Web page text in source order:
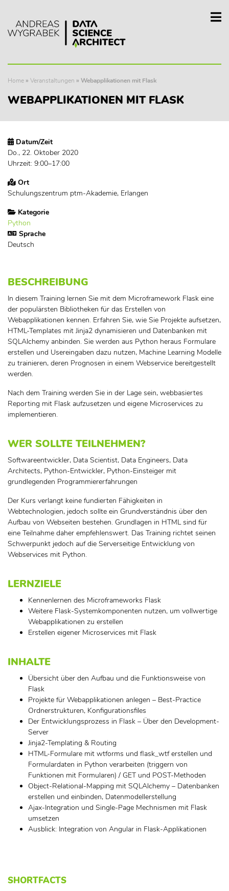
Home » Veranstaltungen » Webapplikationen mit Flask
WEBAPPLIKATIONEN MIT FLASK
Datum/Zeit
Do., 22. Oktober 2020
Uhrzeit: 9:00–17:00
Ort
Schulungszentrum ptm-Akademie, Erlangen
Kategorie
Python
Sprache
Deutsch
BESCHREIBUNG
In diesem Training lernen Sie mit dem Microframework Flask eine
der populärsten Bibliotheken für das Erstellen von
Webapplikationen kennen. Erfahren Sie, wie Sie Projekte aufsetzen,
HTML-Templates mit Jinja2 dynamisieren und Datenbanken mit
SQLAlchemy anbinden. Sie werden aus Python heraus Formulare
erstellen und Usereingaben dazu nutzen, Machine Learning Modelle
zu trainieren, deren Prognosen in einem Webservice bereitgestellt
werden.
Nach dem Training werden Sie in der Lage sein, webbasiertes
Reporting mit Flask aufzusetzen und eigene Microservices zu
implementieren.
WER SOLLTE TEILNEHMEN?
Softwareentwickler, Data Scientist, Data Engineers, Data
Architects, Python-Entwickler, Python-Einsteiger mit
grundlegenden Programmiererfahrungen
Der Kurs verlangt keine fundierten Fähigkeiten in
Webtechnologien, jedoch sollte ein Grundverständnis über den
Aufbau von Webseiten bestehen. Grundlagen in HTML sind für
eine Teilnahme daher empfehlenswert. Das Training richtet seinen
Schwerpunkt jedoch auf die Serverseitige Entwicklung von
Webservices mit Python.
LERNZIELE
Kennenlernen des Microframeworks Flask
Weitere Flask-Systemkomponenten nutzen, um vollwertige
Webapplikationen zu erstellen
Erstellen eigener Microservices mit Flask
INHALTE
Übersicht über den Aufbau und die Funktionsweise von
Flask
Projekte für Webapplikationen anlegen – Best-Practice
Ordnerstrukturen, Konfigurationsfiles
Der Entwicklungsprozess in Flask – Über den Development-
Server
Jinja2-Templating & Routing
HTML-Formulare mit wtforms und flask_wtf erstellen und
Formulardaten in Python verarbeiten (triggern von
Funktionen mit Formularen) / GET und POST-Methoden
Object-Relational-Mapping mit SQLAlchemy – Datenbanken
erstellen und einbinden, Datenmodellerstellung
Ajax-Integration und Single-Page Mechnismen mit Flask
umsetzen
Ausblick: Integration von Angular in Flask-Applikationen
SHORTFACTS